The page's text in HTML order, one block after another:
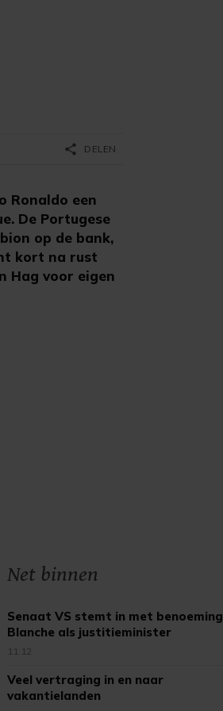
Ronaldo een
De Portugese
op de bank,
kort na rust
Hag voor eigen
share DELEN
Net binnen
Senaat VS stemt in met benoeming
Blanche als justitieminister
11:12
Veel vertraging in en naar
vakantielanden